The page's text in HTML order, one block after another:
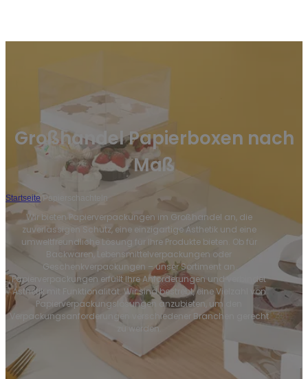
Großhandel Papierboxen nach
Maß
Startseite /Papierschachteln
Wir bieten Papierverpackungen im Großhandel an, die
zuverlässigen Schutz, eine einzigartige Ästhetik und eine
umweltfreundliche Lösung für Ihre Produkte bieten. Ob für
Backwaren, Lebensmittelverpackungen oder
Geschenkverpackungen – unser Sortiment an
Papierverpackungen erfüllt Ihre Anforderungen und verbindet
Ästhetik mit Funktionalität. Wir sind bestrebt, eine Vielzahl von
Papierverpackungslösungen anzubieten, um den
Verpackungsanforderungen verschiedener Branchen gerecht
zu werden.